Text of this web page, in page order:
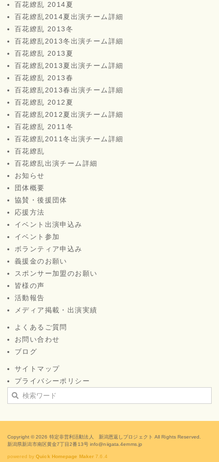
百花繚乱 2014夏
百花繚乱2014夏出演チーム詳細
百花繚乱 2013冬
百花繚乱2013冬出演チーム詳細
百花繚乱 2013夏
百花繚乱2013夏出演チーム詳細
百花繚乱 2013春
百花繚乱2013春出演チーム詳細
百花繚乱 2012夏
百花繚乱2012夏出演チーム詳細
百花繚乱 2011冬
百花繚乱2011冬出演チーム詳細
百花繚乱
百花繚乱出演チーム詳細
お知らせ
団体概要
協賛・後援団体
応援方法
イベント出演申込み
イベント参加
ボランティア申込み
義援金のお願い
スポンサー加盟のお願い
皆様の声
活動報告
メディア掲載・出演実績
よくあるご質問
お問い合わせ
ブログ
サイトマップ
プライバシーポリシー
Copyright © 2026 特定非営利活動法人 新潟恩返しプロジェクト All Rights Reserved.
新潟県新潟市南区黄金7丁目2番13号 info@niigata.4emms.jp
powered byQuick Homepage Maker 7.6.4